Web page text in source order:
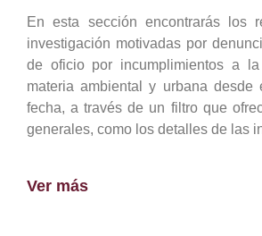
En esta sección encontrarás los
investigación motivadas por
de oficio por incumplimientos a la
materia ambiental y urbana
fecha, a través de un filtro que
generales, como los detalles de las
Ver más